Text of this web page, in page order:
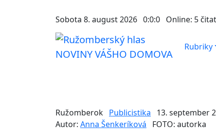
Sobota 8. august 2026 0:0:0 Online: 5
NOVINY VÁŠHO DOMOVA
Rubriky
Ružomberok Publicistika 13. september
Autor: Anna Šenkeríková FOTO: autorka